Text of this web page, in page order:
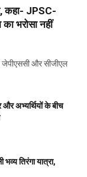
कहा- JPSC-
भरोसा नहीं
जेपीएससी और सीजीएल
अभ्यर्थियों के बीच
तिरंगा यात्रा,